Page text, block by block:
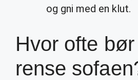
og gni med en klut.
Hvor ofte
rense